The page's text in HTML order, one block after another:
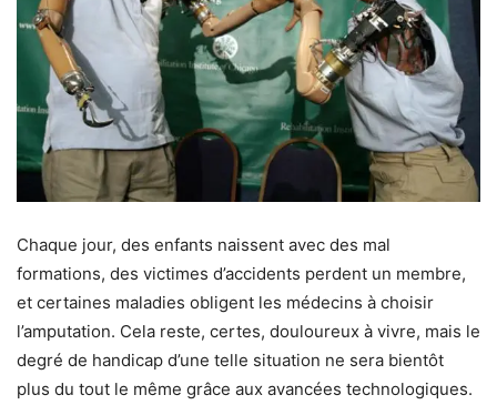
Chaque jour, des enfants naissent avec des mal
formations, des victimes d’accidents perdent un membre,
et certaines maladies obligent les médecins à choisir
l’amputation. Cela reste, certes, douloureux à vivre, mais le
degré de handicap d’une telle situation ne sera bientôt
plus du tout le même grâce aux avancées technologiques.